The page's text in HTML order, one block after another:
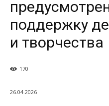
поддержку
и творчества
170
26.04.2026